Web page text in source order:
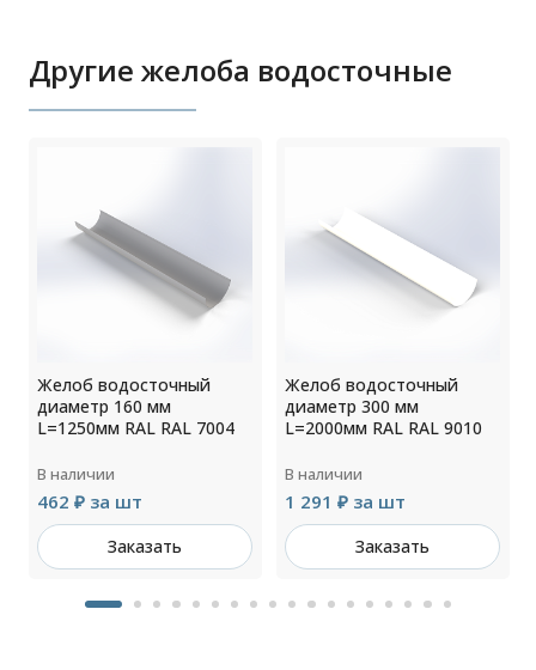
Другие желоба водосточные
Желоб водосточный
диаметр 160 мм
L=1250мм RAL RAL 7004
В наличии
462 ₽ за шт
Заказать
Желоб водосточный
диаметр 300 мм
L=2000мм RAL RAL 9010
В наличии
1 291 ₽ за шт
Заказать